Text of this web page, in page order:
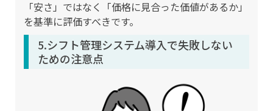
「安さ」ではなく「価格に見合った価値があるか」
を基準に評価すべきです。
5.シフト管理システム導入で失敗しない
ための注意点